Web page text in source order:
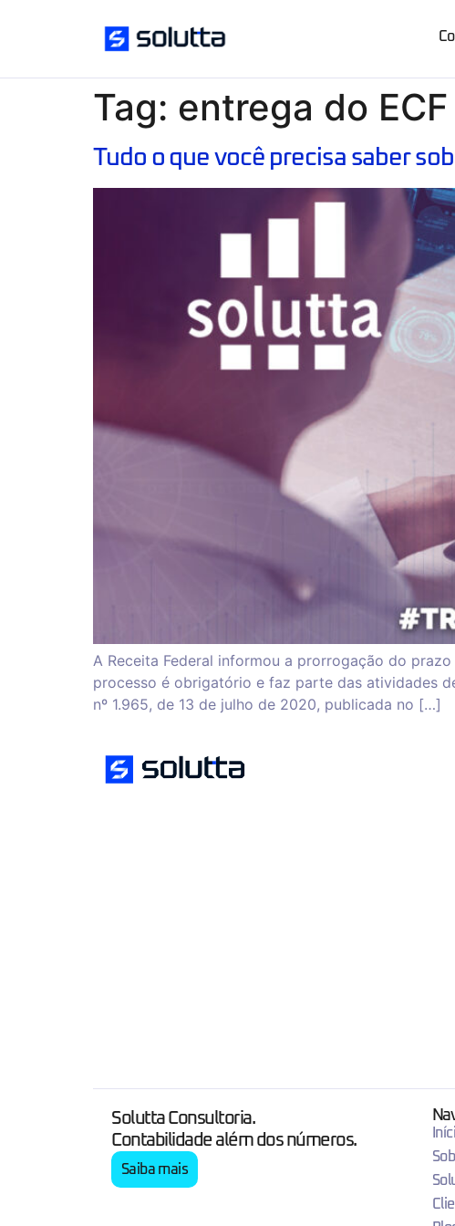
Tag: entrega do ECF
Tudo o que você precisa saber
A Receita Federal informou a prorrogação do
processo é obrigatório e faz parte das atividades
nº 1.965, de 13 de julho de 2020, publicada no […]
Solutta Consultoria.
Contabilidade além dos números.
Saiba mais